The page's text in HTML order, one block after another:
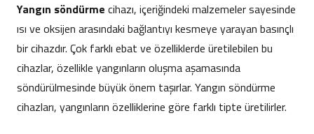
Yangın söndürme cihazı, içeriğindeki malzemeler sayesinde
ısı ve oksijen arasındaki bağlantıyı kesmeye yarayan basınçlı
bir cihazdır. Çok farklı ebat ve özelliklerde üretilebilen bu
cihazlar, özellikle yangınların oluşma aşamasında
söndürülmesinde büyük önem taşırlar. Yangın söndürme
cihazları, yangınların özelliklerine göre farklı tipte üretilirler.